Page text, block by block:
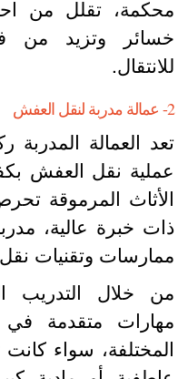
تقلل من
وتزيد من
العمالة المدربة
نقل العفش
المرموقة
خبرة عالية،
وتقنيات نقل
خلال التدريب
متقدمة في
سواء كانت